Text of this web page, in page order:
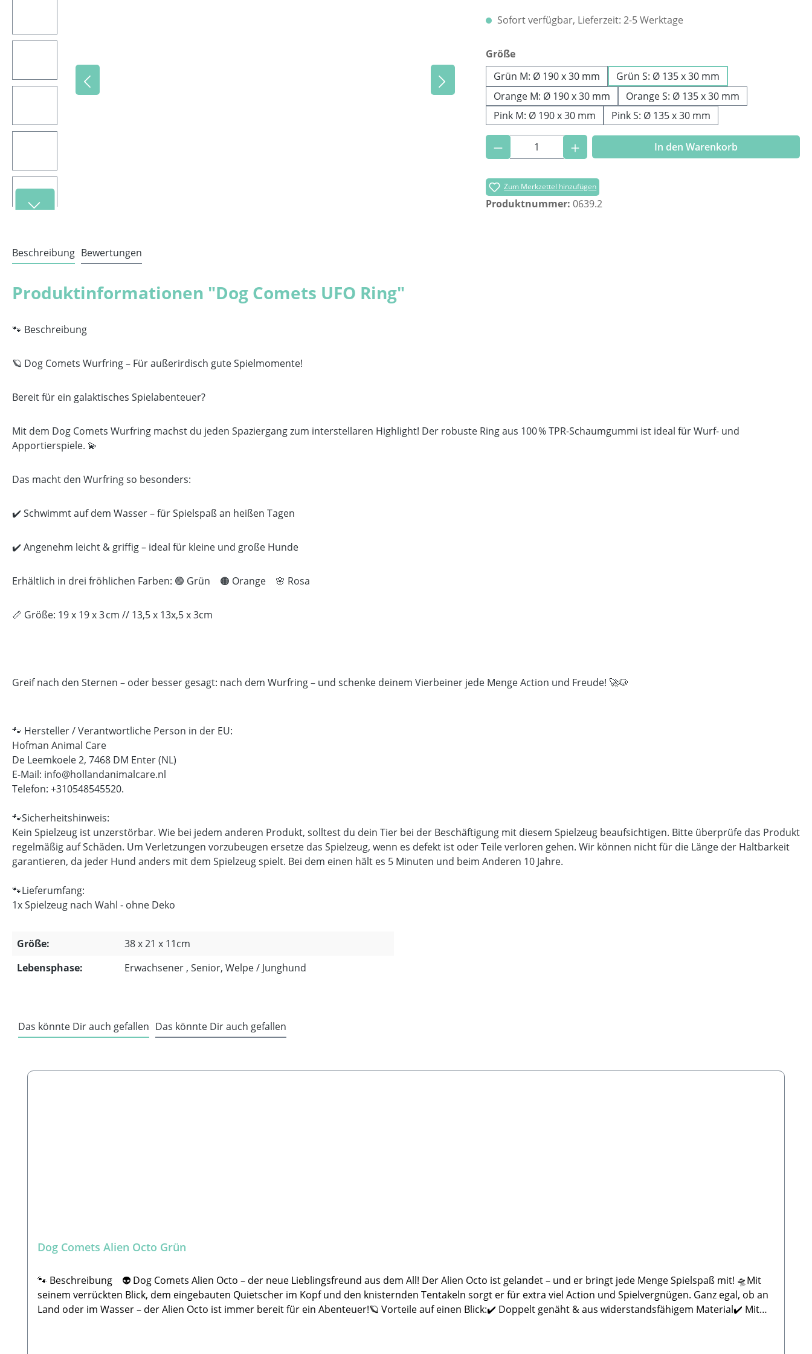
Sofort verfügbar, Lieferzeit: 2-5 Werktage
Größeauswählen
Grün M: Ø 190 x 30 mm
Grün S: Ø 135 x 30 mm
Orange M: Ø 190 x 30 mm
Orange S: Ø 135 x 30 mm
Pink M: Ø 190 x 30 mm
Pink S: Ø 135 x 30 mm
Produkt Anzahl: Gib den gewünschten Wert
In den Warenkorb
Zum Merkzettel hinzufügen
Produktnummer: 0639.2
Beschreibung Bewertungen
Produktinformationen "Dog Comets UFO Ring"
🐾 Beschreibung
🪐 Dog Comets Wurfring – Für außerirdisch gute Spielmomente!
Bereit für ein galaktisches Spielabenteuer?
Mit dem Dog Comets Wurfring machst du jeden Spaziergang zum interstellaren Highlight! Der robuste Ring aus 100 % TPR-Schaumgummi ist ideal für Wurf- und
Apportierspiele. 💫
Das macht den Wurfring so besonders:
✔️ Schwimmt auf dem Wasser – für Spielspaß an heißen Tagen
✔️ Angenehm leicht & griffig – ideal für kleine und große Hunde
Erhältlich in drei fröhlichen Farben: 🟢 Grün 🟠 Orange 🌸 Rosa
📏 Größe: 19 x 19 x 3 cm // 13,5 x 13x,5 x 3cm
Greif nach den Sternen – oder besser gesagt: nach dem Wurfring – und schenke deinem Vierbeiner jede Menge Action und Freude! 🚀🐶
🐾 Hersteller / Verantwortliche Person in der EU:
Hofman Animal Care
De Leemkoele 2, 7468 DM Enter (NL)
E-Mail: info@hollandanimalcare.nl
Telefon: +310548545520.
🐾Sicherheitshinweis:
Kein Spielzeug ist unzerstörbar. Wie bei jedem anderen Produkt, solltest du dein Tier bei der Beschäftigung mit diesem Spielzeug beaufsichtigen. Bitte überprüfe das Produkt
regelmäßig auf Schäden. Um Verletzungen vorzubeugen ersetze das Spielzeug, wenn es defekt ist oder Teile verloren gehen. Wir können nicht für die Länge der Haltbarkeit
garantieren, da jeder Hund anders mit dem Spielzeug spielt. Bei dem einen hält es 5 Minuten und beim Anderen 10 Jahre.
🐾Lieferumfang:
1x Spielzeug nach Wahl - ohne Deko
Größe:
38 x 21 x 11cm
Lebensphase:
Erwachsener , Senior, Welpe / Junghund
Das könnte Dir auch gefallen Das könnte Dir auch gefallen
Dog Comets Alien Octo Grün
🐾 Beschreibung 👽 Dog Comets Alien Octo – der neue Lieblingsfreund aus dem All! Der Alien Octo ist gelandet – und er bringt jede Menge Spielspaß mit! 🛸Mit
seinem verrückten Blick, dem eingebauten Quietscher im Kopf und den knisternden Tentakeln sorgt er für extra viel Action und Spielvergnügen. Ganz egal, ob an
Land oder im Wasser – der Alien Octo ist immer bereit für ein Abenteuer!🪐 Vorteile auf einen Blick:✔️ Doppelt genäht & aus widerstandsfähigem Material✔️ Mit